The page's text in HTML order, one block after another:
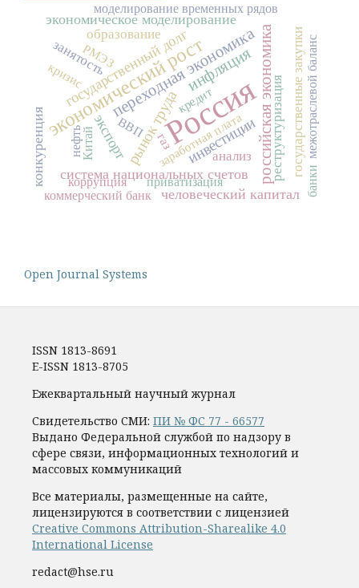
Россия
экономический рост
переходная экономика
инфляцияроссийская экономика
рынок трудаинвестиции
экономическое моделирование
система национальных счетов
государственный долг
конкуренция экспорт
человеческий капитал
образование
занятость
реструктуризация
анализ государственные закупкимежотраслевой баланс
Китай газ
кризис
моделирование временных рядов
приватизация
коммерческий банк
заработная плата
нефть
банки
коррупция
РМЭЗ
ВВП
кредит
Open Journal Systems
ISSN 1813-8691
E-ISSN 1813-8705
Ежеквартальный научный журнал
Свидетельство СМИ: ПИ № ФС 77 - 66577
Выдано Федеральной службой по надзору в
сфере связи, информационных технологий и
массовых коммуникаций
Все материалы, размещенные на сайте,
лицензируются в соответствии с лицензией
Creative Commons Attribution-Sharealike 4.0
International License
redact@hse.ru